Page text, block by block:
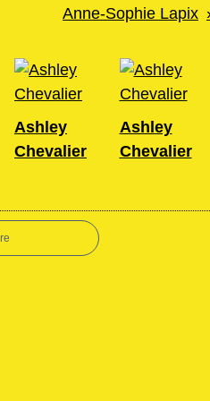
Anne-Sophie Lapix
Ashley
Chevalier
Ashley
Chevalier